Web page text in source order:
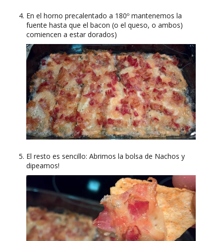
En el horno precalentado a 180º mantenemos la
fuente hasta que el bacon (o el queso, o ambos)
comiencen a estar dorados)
El resto es sencillo: Abrimos la bolsa de Nachos y
dipeamos!